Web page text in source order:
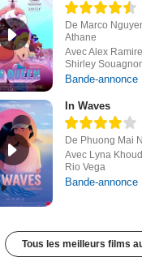
De Marco
Athane
Avec Alex
Shirley
Bande-annonce
In Waves
De Phuong Mai
Avec Lyna
Rio Vega
Bande-annonce
Tous les meilleurs films